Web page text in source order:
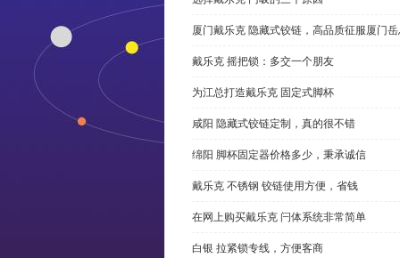
厦门戴乐克 隐藏式铰链，高品质征服厦门
戴乐克 摇把锁：多交一个朋友
为江总打造戴乐克 固定式脚杯
咸阳 隐藏式铰链定制，真的很不错
绵阳 脚杯固定器价格多少，秉承诚信
戴乐克 不锈钢 铰链使用方便，省钱
在网上购买戴乐克 闩体系统非常简单
白银 拉紧锁专线，方便客商